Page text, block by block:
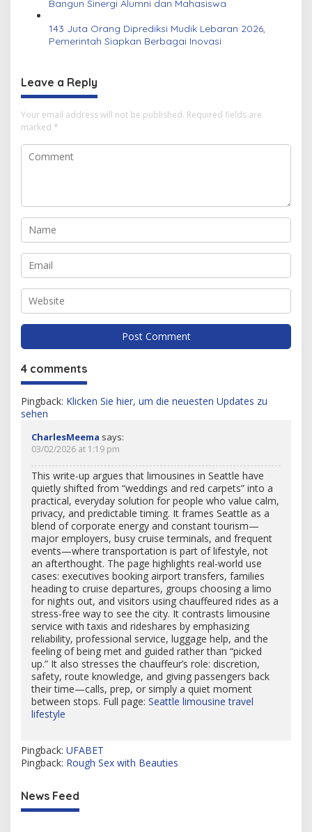
Bangun Sinergi Alumni dan Mahasiswa
143 Juta Orang Diprediksi Mudik Lebaran 2026,
Pemerintah Siapkan Berbagai Inovasi
Leave a Reply
Your email address will not be published. Required fields are
marked *
4 comments
Pingback: Klicken Sie hier, um die neuesten Updates zu
sehen
CharlesMeema says:
03/02/2026 at 1:19 pm
This write-up argues that limousines in Seattle have
quietly shifted from “weddings and red carpets” into a
practical, everyday solution for people who value calm,
privacy, and predictable timing. It frames Seattle as a
blend of corporate energy and constant tourism—
major employers, busy cruise terminals, and frequent
events—where transportation is part of lifestyle, not
an afterthought. The page highlights real-world use
cases: executives booking airport transfers, families
heading to cruise departures, groups choosing a limo
for nights out, and visitors using chauffeured rides as a
stress-free way to see the city. It contrasts limousine
service with taxis and rideshares by emphasizing
reliability, professional service, luggage help, and the
feeling of being met and guided rather than “picked
up.” It also stresses the chauffeur’s role: discretion,
safety, route knowledge, and giving passengers back
their time—calls, prep, or simply a quiet moment
between stops. Full page: Seattle limousine travel
lifestyle
Pingback: UFABET
Pingback: Rough Sex with Beauties
News Feed